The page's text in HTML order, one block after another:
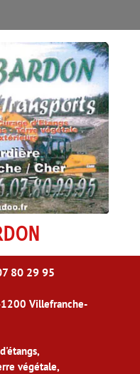
80 29 95
Villefranche-
végétale,